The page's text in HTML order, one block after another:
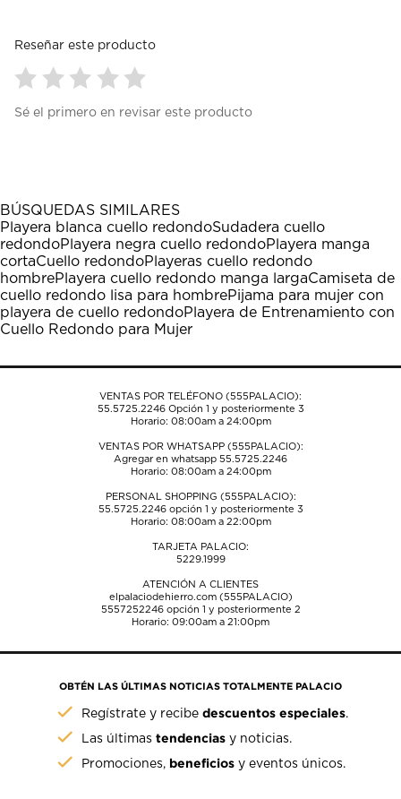
Reseñar este producto
para
1
estrella
Esta
acción
abrirá
el
formulario
de
envío.
para
estrellas.
Esta
acción
abrirá
el
formulario
de
envío.
para
estrellas.
Esta
acción
abrirá
el
formulario
de
envío.
para
estrellas.
Esta
acción
abrirá
el
formulario
de
envío.
para
estrellas.
Esta
acción
abrirá
el
formulario
de
envío.
Sé el primero en revisar este producto
BÚSQUEDAS SIMILARES
Playera blanca cuello redondoSudadera cuello
redondoPlayera negra cuello redondoPlayera manga
cortaCuello redondoPlayeras cuello redondo
hombrePlayera cuello redondo manga largaCamiseta de
cuello redondo lisa para hombrePijama para mujer con
playera de cuello redondoPlayera de Entrenamiento con
Cuello Redondo para Mujer
VENTAS POR TELÉFONO (555PALACIO):
55.5725.2246Opción 1 y posteriormente 3
Horario: 08:00am a 24:00pm
VENTAS POR WHATSAPP (555PALACIO):
Agregar en whatsapp 55.5725.2246
Horario: 08:00am a 24:00pm
PERSONAL SHOPPING (555PALACIO):
55.5725.2246opción 1 y posteriormente 3
Horario: 08:00am a 22:00pm
TARJETA PALACIO:
5229.1999
ATENCIÓN A CLIENTES
elpalaciodehierro.com (555PALACIO)
5557252246opción 1 y posteriormente 2
Horario: 09:00am a 21:00pm
OBTÉN LAS ÚLTIMAS NOTICIAS TOTALMENTE PALACIO
Regístrate y recibedescuentos especiales.
Las últimastendencias y noticias.
Promociones, beneficios y eventos únicos.